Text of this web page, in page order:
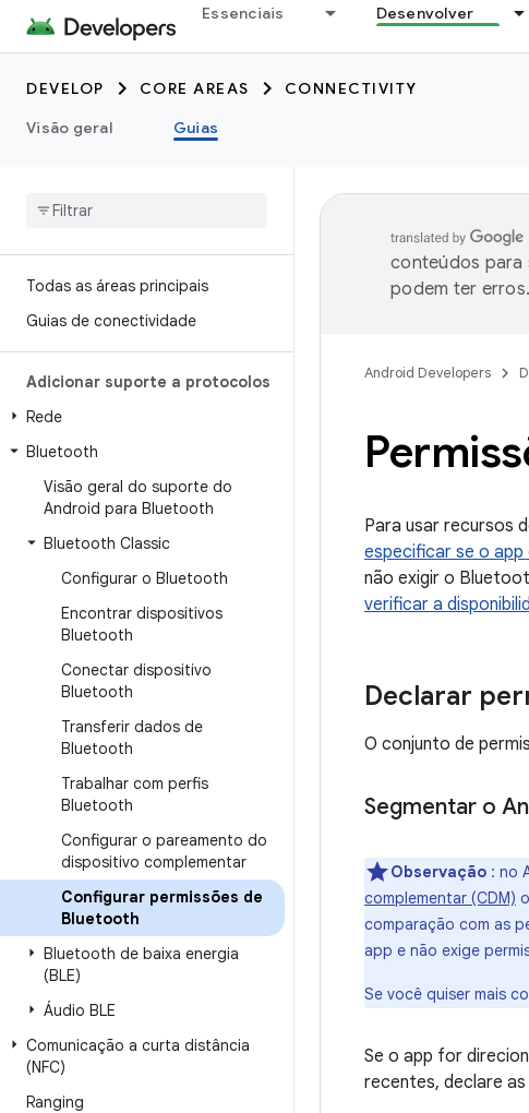
Essenciais Desenvolver
DEVELOP CORE AREAS
CONNECTIVITY
Visão geral
Guias
Todas as áreas principais
Guias de conectividade
Adicionar suporte a protocolos
Rede
Bluetooth
Visão geral do suporte do
Android para Bluetooth
Bluetooth Classic
Configurar o Bluetooth
Encontrar dispositivos
Bluetooth
Conectar dispositivo
Bluetooth
Transferir dados de
Bluetooth
Trabalhar com perfis
Bluetooth
Configurar o pareamento do
dispositivo complementar
Configurar permissões de
Bluetooth
Bluetooth de baixa energia
(BLE)
Áudio BLE
Comunicação a curta distância
(NFC)
Ranging
conteúdos para
podem ter erros.
Android Developers
Para usar recursos
especificar se o app
não exigir o
verificar a
Declarar
O conjunto de
Segmentar o
Observação : no
complementar (CDM)
comparação com as
app e não exige
Se você quiser mais
Se o app for
recentes, declare